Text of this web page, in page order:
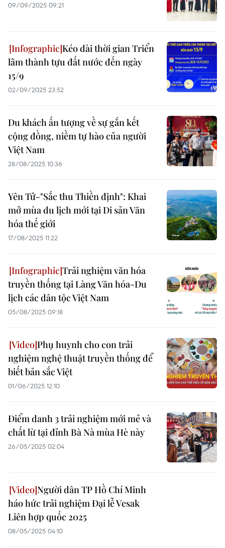
09/09/2025 09:21
Kéo dài thời gian Triển
lãm thành tựu đất nước đến ngày
15/9
02/09/2025 23:52
Du khách ấn tượng về sự gắn kết
cộng đồng, niềm tự hào của người
Việt Nam
28/08/2025 10:36
Yên Tử-"Sắc thu Thiền định": Khai
mở mùa du lịch mới tại Di sản Văn
hóa thế giới
17/08/2025 11:22
Trải nghiệm văn hóa
truyền thống tại Làng Văn hóa-Du
lịch các dân tộc Việt Nam
05/08/2025 09:18
Phụ huynh cho con trải
nghiệm nghệ thuật truyền thống để
biết bản sắc Việt
01/06/2025 12:10
Điểm danh 3 trải nghiệm mới mẻ và
chất lừ tại đỉnh Bà Nà mùa Hè này
26/05/2025 02:04
Người dân TP Hồ Chí Minh
háo hức trải nghiệm Đại lễ Vesak
Liên hợp quốc 2025
08/05/2025 04:10